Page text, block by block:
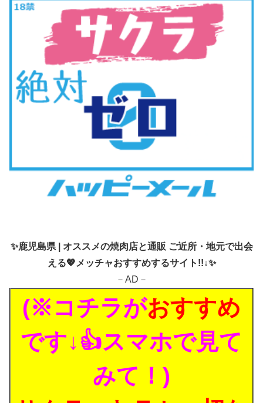
✨鹿児島県 | オススメの焼肉店と通販 ご近所・地元で出会
える💖メッチャおすすめするサイト!!↓✨
－AD－
(※コチラがおすすめ
です↓👍スマホで見て
みて！)